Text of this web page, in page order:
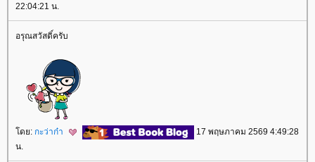
22:04:21 น.
อรุณสวัสดิ์ครับ
ดย: กะว่าก๋า
17 พฤษภาคม 2569 4:49:28
น.